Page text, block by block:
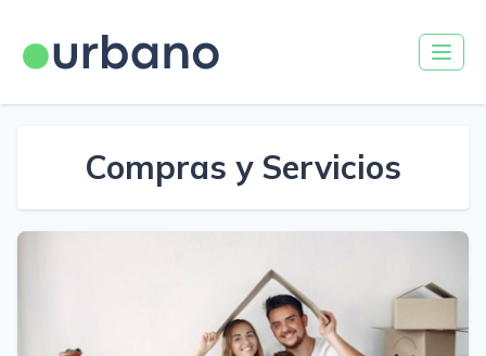
Compras y Servicios